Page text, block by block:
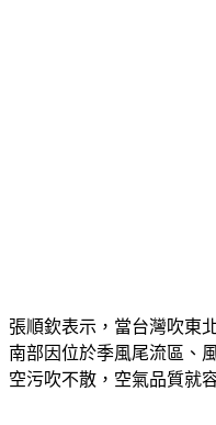
張順欽表示，當台灣吹東
南部因位於季風尾流區、